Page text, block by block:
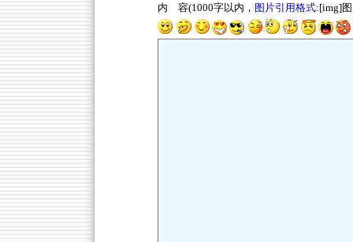
内 容(1000字以内， 图片引用格式:[img]